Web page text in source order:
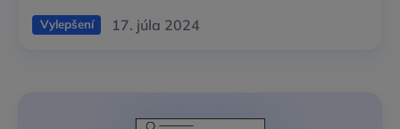
Vylepšení 17. júla 2024